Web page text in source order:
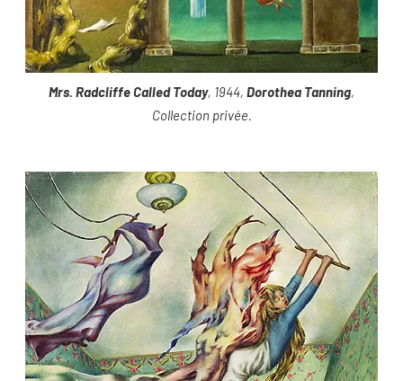
Mrs. Radcliffe Called Today, 1944, Dorothea Tanning,
Collection privée.